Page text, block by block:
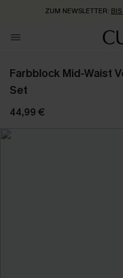
ZUM NEWSLETTER:
Farbblock Mid-Waist
Set
44,99 €